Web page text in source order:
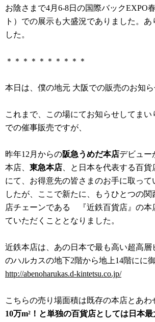
お陰さまで4月6-8日の国際バックEXPO
ト）での展示も大盛況でありました。あ
した。
＊＊＊＊＊＊＊＊＊＊
本日は、僕の地元 大阪での販売のお知ら
これまで、この場にてお知らせしてま
での催事販売ですが、
昨年12月からの阪急うめだ本店デビュー
本店、 東急本店 、と日本を代表する百
にて、お得意先の皆さまのお手に取って
したが、ここで新たに、もうひとつの
店チェーンである 『近鉄百貨店』の本
ていただくこととなりました。
近鉄本店は、あの日本で最も高い超高層
のハルカスの地下2階から地上14階にに
http://abenoharukas.d-kintetsu.co.jp/
こちらの売り場面積は既存の本店とあわ
10万m²！と単独の百貨店としては日本最